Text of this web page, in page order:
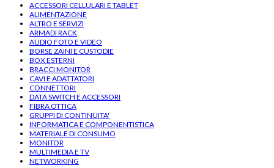
ACCESSORI CELLULARI E TABLET
ALIMENTAZIONE
ALTRO E SERVIZI
ARMADI RACK
AUDIO FOTO E VIDEO
BORSE ZAINI E CUSTODIE
BOX ESTERNI
BRACCI MONITOR
CAVI E ADATTATORI
CONNETTORI
DATA SWITCH E ACCESSORI
FIBRA OTTICA
GRUPPI DI CONTINUITA'
INFORMATICA E COMPONENTISTICA
MATERIALE DI CONSUMO
MONITOR
MULTIMEDIA E TV
NETWORKING